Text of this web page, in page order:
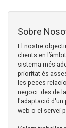
Sobre
El nostre
clients en
sistema més
prioritat és
les peces
negoci: des de
l'adaptació d'un
web o el servei